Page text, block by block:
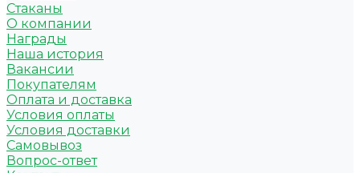
Стаканы
О компании
Награды
Наша история
Вакансии
Покупателям
Оплата и доставка
Условия оплаты
Условия доставки
Самовывоз
Вопрос-ответ